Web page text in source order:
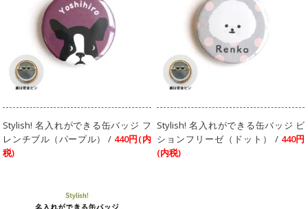
Stylish! 名入れができる缶バッジ フ
レンチブル（パープル） / 440円(内
税)
Stylish! 名入れができる缶バッジ ビ
ションフリーゼ（ドット） / 440円
(内税)